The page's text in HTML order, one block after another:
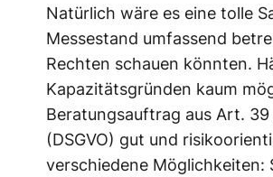
Natürlich wäre es eine tolle
Messestand umfassend
Rechten schauen könnten.
Kapazitätsgründen kaum
Beratungsauftrag aus Art.
(DSGVO) gut und
verschiedene Möglichkeiten: